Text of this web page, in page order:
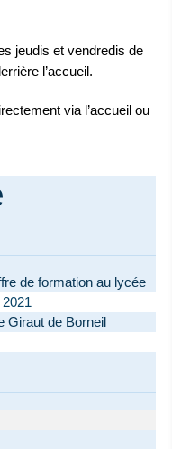
jeudis et vendredis de
l’accueil.
via l’accueil ou
de formation au lycée
Giraut de Borneil